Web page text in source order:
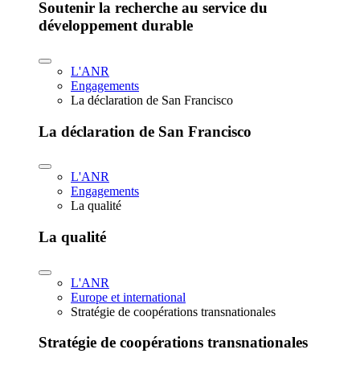
Soutenir la recherche au service du
développement durable
L'ANR
Engagements
La déclaration de San Francisco
La déclaration de San Francisco
L'ANR
Engagements
La qualité
La qualité
L'ANR
Europe et international
Stratégie de coopérations transnationales
Stratégie de coopérations transnationales